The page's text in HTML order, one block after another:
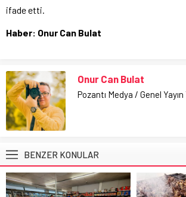
ifade etti.
Haber: Onur Can Bulat
Onur Can Bulat
Pozantı Medya / Genel
BENZER KONULAR